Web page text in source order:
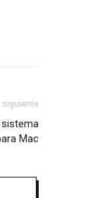
siguiente
sistema
Mac